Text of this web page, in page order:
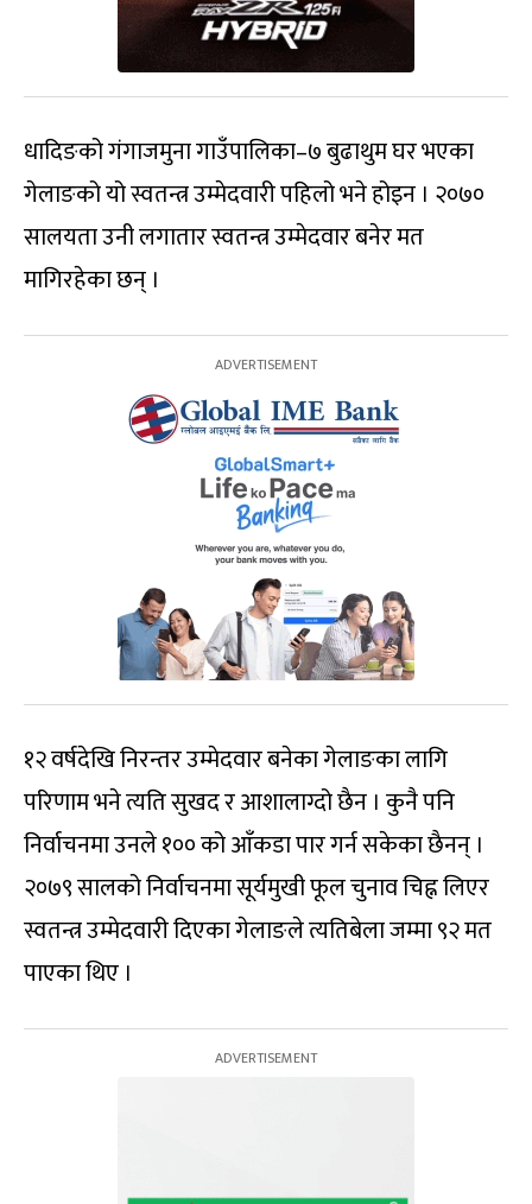
धादिङको गंगाजमुना गाउँपालिका–७ बुढाथुम घर भएका
गेलाङको यो स्वतन्त्र उम्मेदवारी पहिलो भने होइन । २०७०
सालयता उनी लगातार स्वतन्त्र उम्मेदवार बनेर मत
मागिरहेका छन् ।
१२ वर्षदेखि निरन्तर उम्मेदवार बनेका गेलाङका लागि
परिणाम भने त्यति सुखद र आशालाग्दो छैन । कुनै पनि
निर्वाचनमा उनले १०० को आँकडा पार गर्न सकेका छैनन् ।
२०७९ सालको निर्वाचनमा सूर्यमुखी फूल चुनाव चिह्न लिएर
स्वतन्त्र उम्मेदवारी दिएका गेलाङले त्यतिबेला जम्मा ९२ मत
पाएका थिए ।